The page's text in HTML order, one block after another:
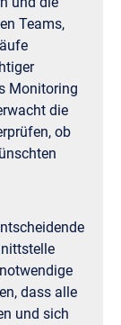
Teams,
Monitoring
die
ob
dass alle
und sich